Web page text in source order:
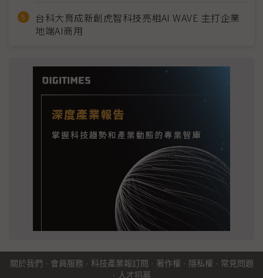
台科大育成新創虎智科技亮相AI WAVE 主打企業
地端AI商用
關於我們 · 會員服務 · 科技產業報訂閱 · 著作權 · 隱私權 · 常見問題
· 人才招募